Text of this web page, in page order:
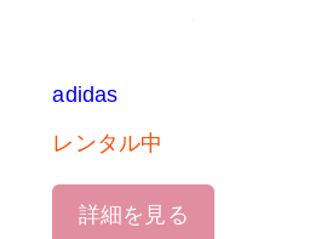
adidas
レンタル中
詳細を見る